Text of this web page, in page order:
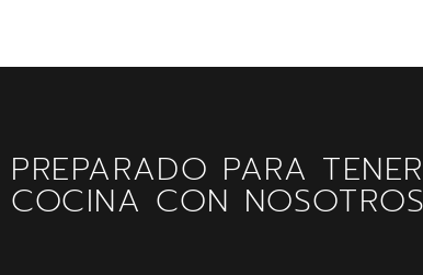
PREPARADO PARA
COCINA CON